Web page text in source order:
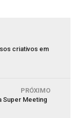
criativos em
PRÓXIMO
Super Meeting